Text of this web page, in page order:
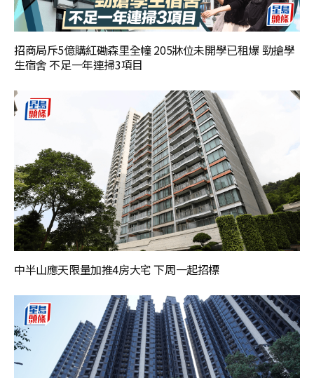
招商局斥5億購紅磡森里全幢 205牀位未開學已租爆 勁搶學
生宿舍 不足一年連掃3項目
中半山應天限量加推4房大宅 下周一起招標